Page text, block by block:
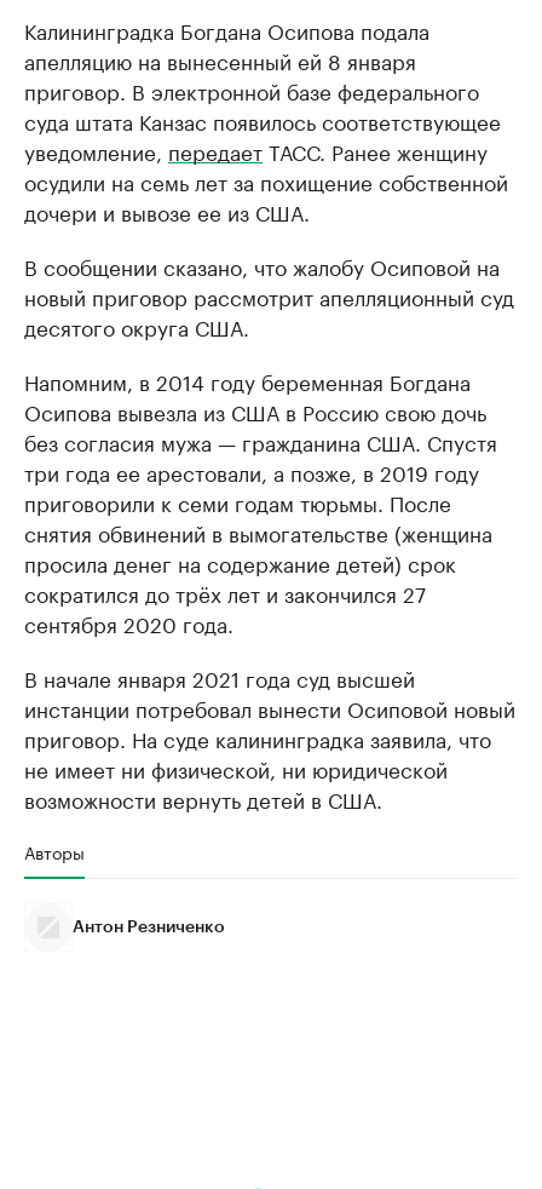
Калининградка Богдана Осипова подала
апелляцию на вынесенный ей 8 января
приговор. В электронной базе федерального
суда штата Канзас появилось соответствующее
уведомление, передаетТАСС. Ранее женщину
осудили на семь лет за похищение собственной
дочери и вывозе ее из США.
В сообщении сказано, что жалобу Осиповой на
новый приговор рассмотрит апелляционный суд
десятого округа США.
Напомним, в 2014 году беременная Богдана
Осипова вывезла из США в Россию свою дочь
без согласия мужа — гражданина США. Спустя
три года ее арестовали, а позже, в 2019 году
приговорили к семи годам тюрьмы. После
снятия обвинений в вымогательстве (женщина
просила денег на содержание детей) срок
сократился до трёх лет и закончился 27
сентября 2020 года.
В начале января 2021 года суд высшей
инстанции потребовал вынести Осиповой новый
приговор. На суде калининградка заявила, что
не имеет ни физической, ни юридической
возможности вернуть детей в США.
Авторы
Антон Резниченко